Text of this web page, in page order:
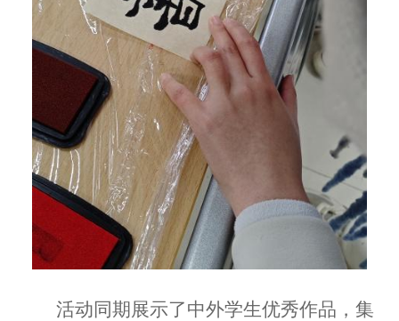
活动同期展示了中外学生优秀作品 ，集